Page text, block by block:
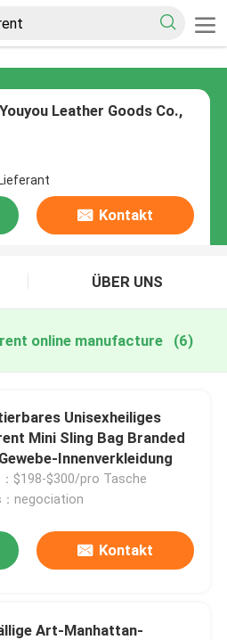
Leather Goods Co.,
Kontakt
ÜBER UNS
online manufacture (6)
Unisexheiliges
Mini Sling Bag Branded
Innenverkleidung
：$198-$300/pro Tasche
：negociation
Kontakt
Art-Manhattan-